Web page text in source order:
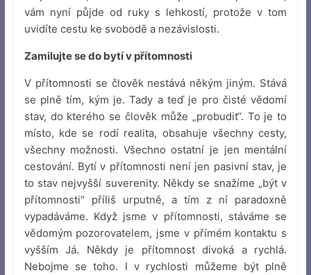
vám nyní půjde od ruky s lehkostí, protože v tom
uvidíte cestu ke svobodě a nezávislosti.
Zamilujte se do bytí v přítomnosti
V přítomnosti se člověk nestává někým jiným. Stává
se plně tím, kým je. Tady a teď je pro čisté vědomí
stav, do kterého se člověk může „probudit“. To je to
místo, kde se rodí realita, obsahuje všechny cesty,
všechny možnosti. Všechno ostatní je jen mentální
cestování. Bytí v přítomnosti není jen pasivní stav, je
to stav nejvyšší suverenity. Někdy se snažíme „být v
přítomnosti“ příliš urputně, a tím z ní paradoxně
vypadáváme. Když jsme v přítomnosti, stáváme se
vědomým pozorovatelem, jsme v přímém kontaktu s
vyšším Já. Někdy je přítomnost divoká a rychlá.
Nebojme se toho. I v rychlosti můžeme být plně